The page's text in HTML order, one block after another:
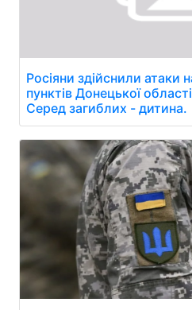
Росіяни здійснили атаки
пунктів Донецької
Серед загиблих - дитина.